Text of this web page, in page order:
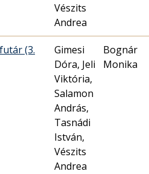
Vészits
Andrea
(3.
Gimesi
Dóra, Jeli
Viktória,
Salamon
András,
Tasnádi
István,
Vészits
Andrea
Bognár
Monika